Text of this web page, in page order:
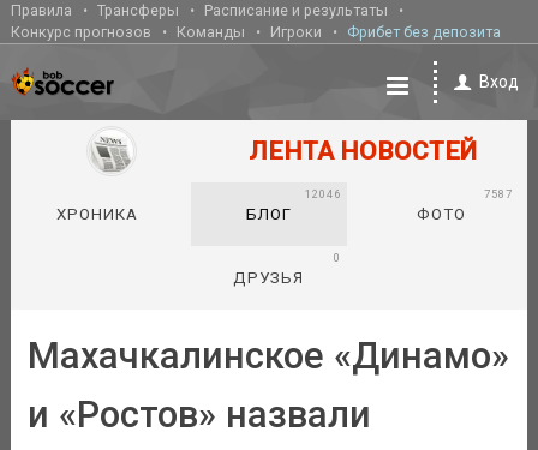
Правила Трансферы
Расписание и результаты
Конкурс прогнозов
Команды Игроки Фрибет без депозита
Вход
ЛЕНТА НОВОСТЕЙ
ХРОНИКА БЛОГ
12046
ФОТО
7587
ДРУЗЬЯ
0
Махачкалинское «Динамо»
и «Ростов» назвали